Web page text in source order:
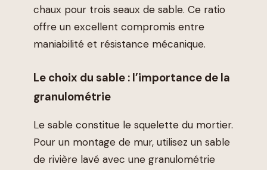
chaux pour trois seaux de sable. Ce ratio
offre un excellent compromis entre
maniabilité et résistance mécanique.
Le choix du sable : l’importance de la
granulométrie
Le sable constitue le squelette du mortier.
Pour un montage de mur, utilisez un sable
de rivière lavé avec une granulométrie